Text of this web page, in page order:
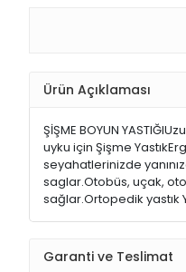
Ürün Açıklaması
ŞİŞME BOYUN
uyku için Şişme
seyahatlerinizde
saglar.Otobüs, uçak,
sağlar.Ortopedik yastık
Garanti ve Teslimat